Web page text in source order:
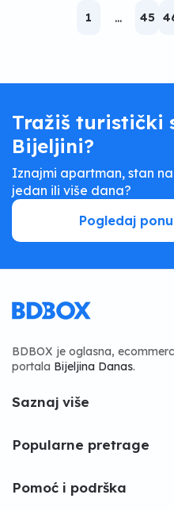
1 ... 45
Tražiš turistički
Bijeljini?
Iznajmi apartman, stan
jedan ili više dana?
Pogledaj
BDBOX je oglasna,
portala Bijeljina Danas.
Saznaj više
Popularne pretrage
Pomoć i podrška